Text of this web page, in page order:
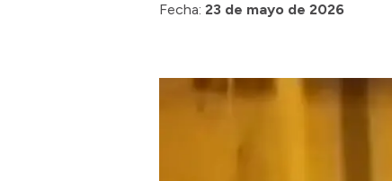
Fecha: 23 de mayo de 2026